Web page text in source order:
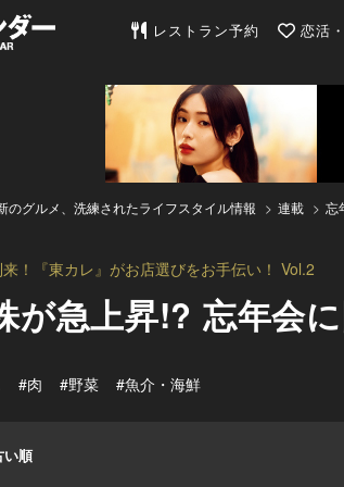
東京カレンダー | 最新のグル
レストラン予約 恋活
のグルメ、洗練されたライフスタイル情報 連載 忘
！『東カレ』がお店選びをお手伝い！ Vol.2
が急上昇!? 忘年会
#肉 #野菜 #魚介・海鮮
い順